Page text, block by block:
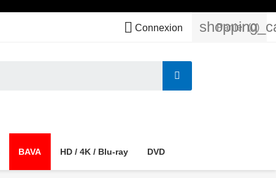
 Connexion Panier (0)
BAVA HD / 4K / Blu-ray DVD